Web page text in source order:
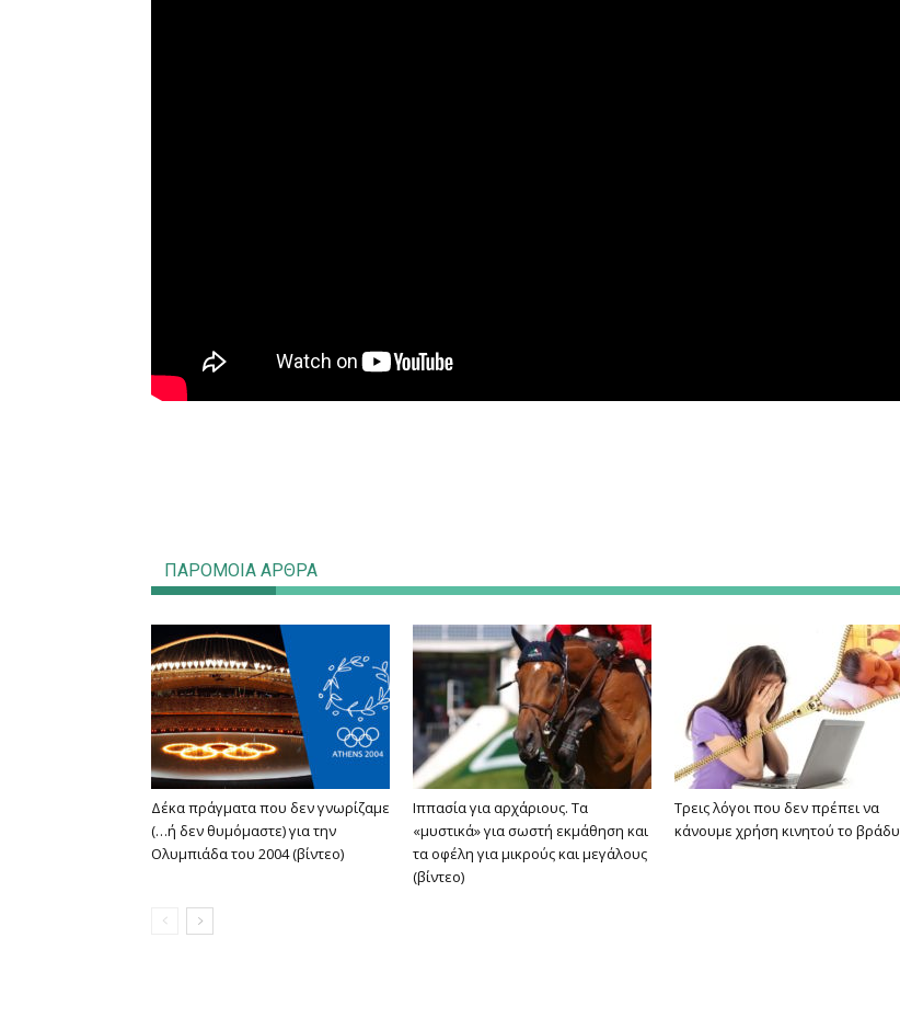
ΠΑΡΟΜΟΙΑ ΑΡΘΡΑ
Δέκα πράγματα που δεν γνωρίζαμε
(…ή δεν θυμόμαστε) για την
Ολυμπιάδα του 2004 (βίντεο)
Ιππασία για αρχάριους. Τα
«μυστικά» για σωστή εκμάθηση και
τα οφέλη για μικρούς και μεγάλους
(βίντεο)
Τρεις λόγοι που δεν πρέπει να
κάνουμε χρήση κινητού το βράδυ